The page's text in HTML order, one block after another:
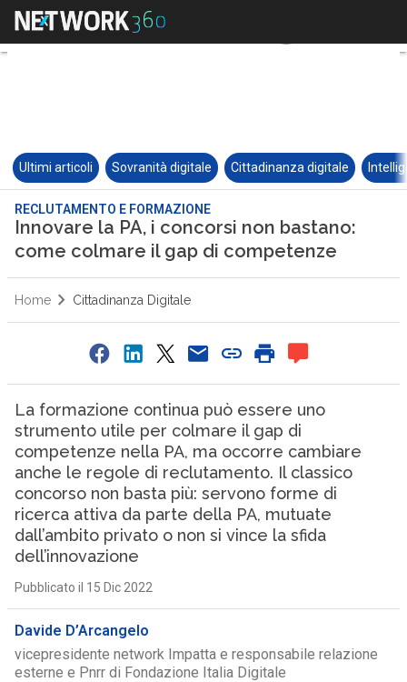
Ultimi articoli Sovranità digitale Cittadinanza digitale
RECLUTAMENTO E FORMAZIONE
Innovare la PA, i concorsi non bastano:
come colmare il gap di competenze
Home Cittadinanza Digitale
La formazione continua può essere uno
strumento utile per colmare il gap di
competenze nella PA, ma occorre cambiare
anche le regole di reclutamento. Il classico
concorso non basta più: servono forme di
ricerca attiva da parte della PA, mutuate
dall’ambito privato o non si vince la sfida
dell’innovazione
Pubblicato il 15 Dic 2022
Davide D’Arcangelo
vicepresidente network Impatta e responsabile relazione
esterne e Pnrr di Fondazione Italia Digitale